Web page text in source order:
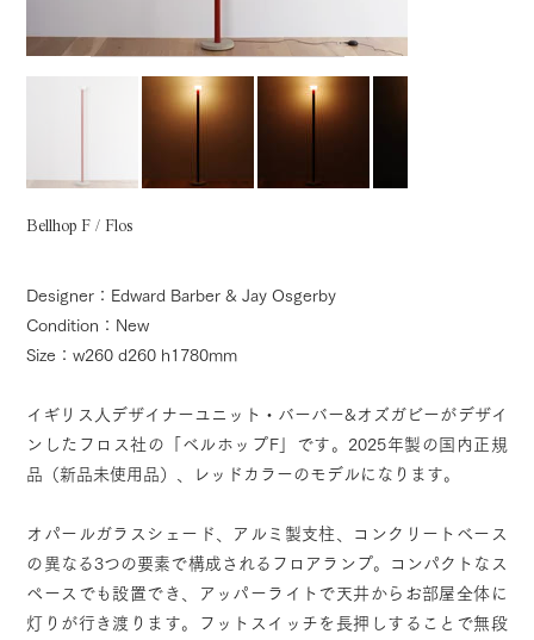
Bellhop F / Flos
Designer：Edward Barber & Jay Osgerby
Condition：New
Size：w260 d260 h1780mm
イギリス人デザイナーユニット・バーバー&オズガビーがデザイ
ンしたフロス社の「ベルホップF」です。2025年製の国内正規
品（新品未使用品）、レッドカラーのモデルになります。
オパールガラスシェード、アルミ製支柱、コンクリートベース
の異なる3つの要素で構成されるフロアランプ。コンパクトなス
ペースでも設置でき、アッパーライトで天井からお部屋全体に
灯りが行き渡ります。フットスイッチを長押しすることで無段